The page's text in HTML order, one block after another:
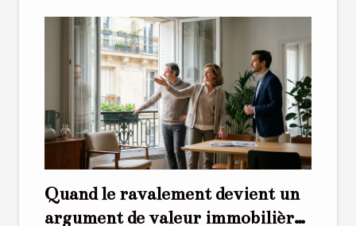
Quand le ravalement devient un
argument de valeur immobilière